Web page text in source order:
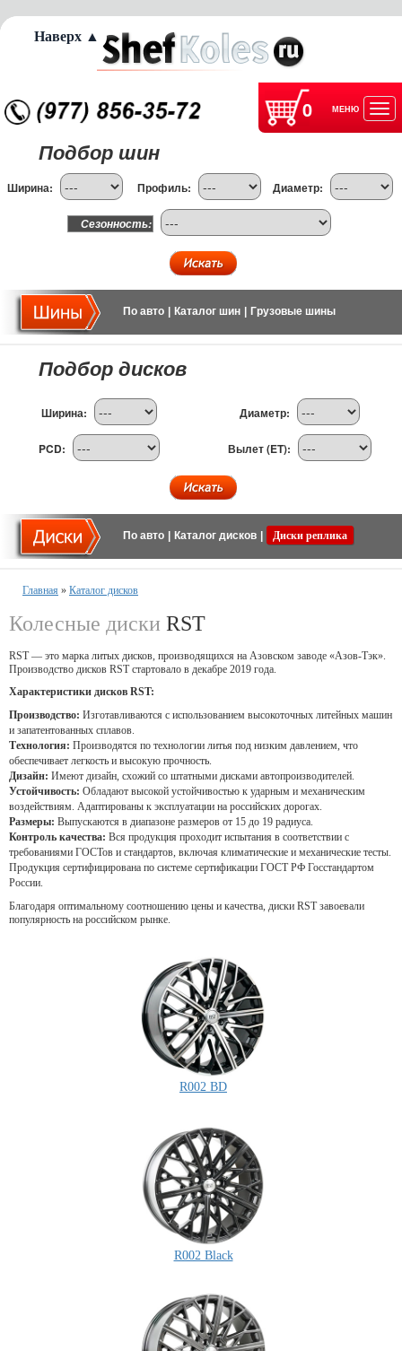
0 МЕНЮ
Подбор шин
Ширина: Профиль: Диаметр:
Сезонность:
По авто Каталог шин Грузовые шины
Подбор дисков
Ширина: Диаметр:
PCD: Вылет (ET):
По авто Каталог дисков Диски реплика
Главная » Каталог дисков
Колесные диски RST
RST — это марка литых дисков, производящихся на Азовском заводе «Азов-Тэк».
Производство дисков RST стартовало в декабре 2019 года.
Характеристики дисков RST:
Производство: Изготавливаются с использованием высокоточных литейных машин
и запатентованных сплавов.
Технология: Производятся по технологии литья под низким давлением, что
обеспечивает легкость и высокую прочность.
Дизайн: Имеют дизайн, схожий со штатными дисками автопроизводителей.
Устойчивость: Обладают высокой устойчивостью к ударным и механическим
воздействиям. Адаптированы к эксплуатации на российских дорогах.
Размеры: Выпускаются в диапазоне размеров от 15 до 19 радиуса.
Контроль качества: Вся продукция проходит испытания в соответствии с
требованиями ГОСТов и стандартов, включая климатические и механические тесты.
Продукция сертифицирована по системе сертификации ГОСТ РФ Госстандартом
России.
Благодаря оптимальному соотношению цены и качества, диски RST завоевали
популярность на российском рынке.
R002 BD
R002 Black
Наверх ▲